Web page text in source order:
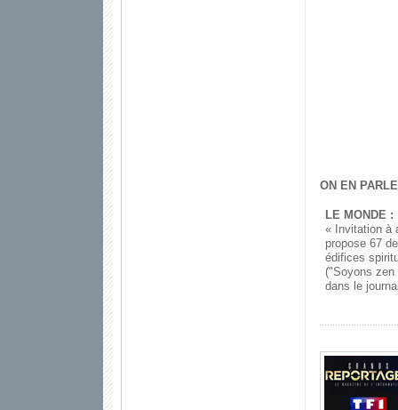
ON EN
LE MONDE :
« Invitation à
propose 67
édifices
("Soyons zen
dans le